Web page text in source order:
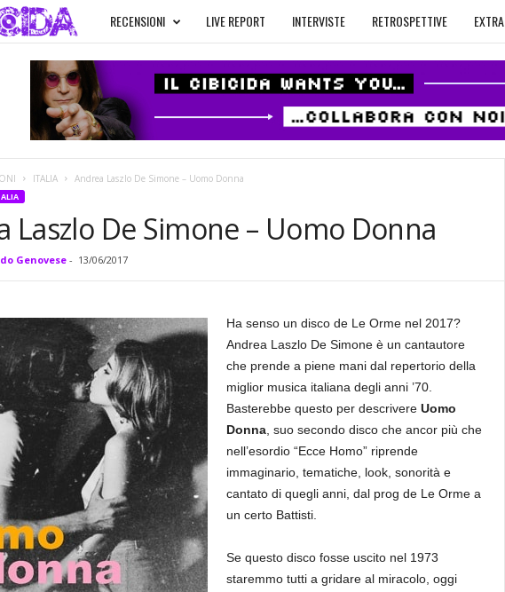
l
C
i
d
a
RECENSIONI LIVE REPORT INTERVISTE RETROSPETTIVE EXTRA
ITALIA Andrea Laszlo De Simone – Uomo Donna
Laszlo De Simone – Uomo Donna
Genovese- 13/06/2017
Ha senso un disco de Le Orme nel 2017?
Andrea Laszlo De Simone è un cantautore
che prende a piene mani dal repertorio della
miglior musica italiana degli anni ’70.
Basterebbe questo per descrivere Uomo
Donna, suo secondo disco che ancor più che
nell’esordio “Ecce Homo” riprende
immaginario, tematiche, look, sonorità e
cantato di quegli anni, dal prog de Le Orme a
un certo Battisti.
Se questo disco fosse uscito nel 1973
staremmo tutti a gridare al miracolo, oggi